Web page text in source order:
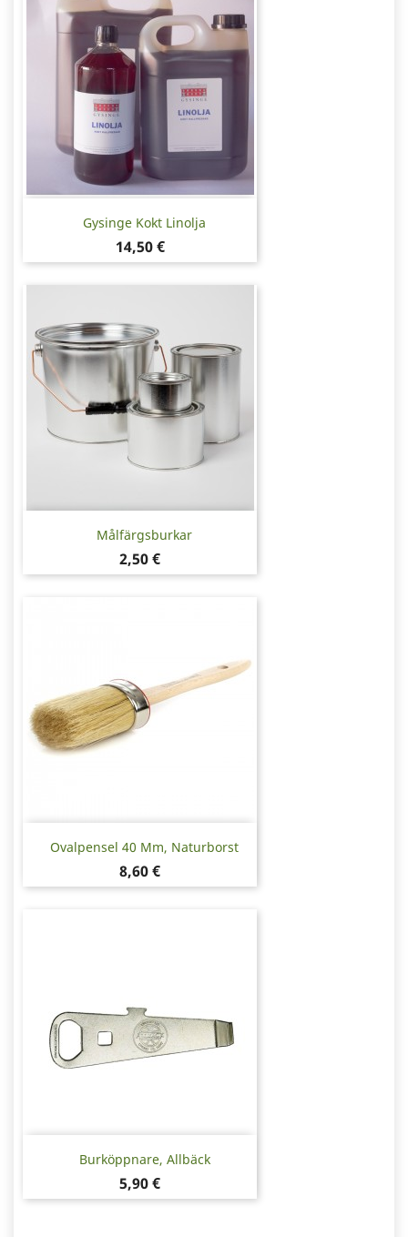
Gysinge Kokt Linolja
Pris
14,50 €
Målfärgsburkar
Pris
2,50 €
Ovalpensel 40 Mm, Naturborst
Pris
8,60 €
Burköppnare, Allbäck
Pris
5,90 €